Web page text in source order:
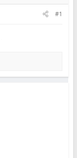
#1